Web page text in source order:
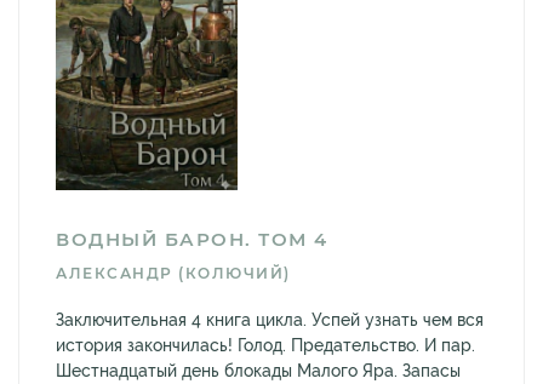
ВОДНЫЙ БАРОН. ТОМ 4
АЛЕКСАНДР (КОЛЮЧИЙ)
Заключительная 4 книга цикла. Успей узнать чем вся
история закончилась! Голод. Предательство. И пар.
Шестнадцатый день блокады Малого Яра. Запасы